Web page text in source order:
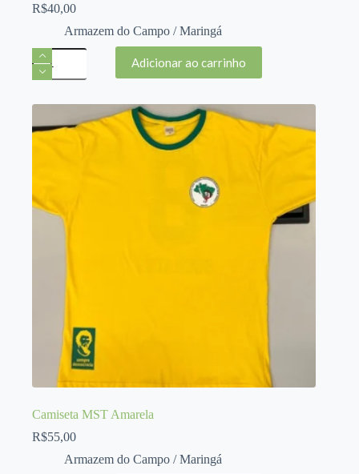
R$40,00
Armazem do Campo / Maringá
Boné
LGBT
Bordado
Adicionar ao carrinho
Camiseta MST Amarela
R$55,00
Armazem do Campo / Maringá